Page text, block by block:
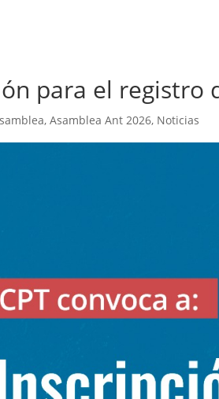
para el registro
,Asamblea Ant 2026, Noticias